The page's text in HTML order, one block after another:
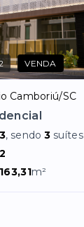
VENDA
Camboriú/SC
3, sendo3 suítes
2
163,31m²